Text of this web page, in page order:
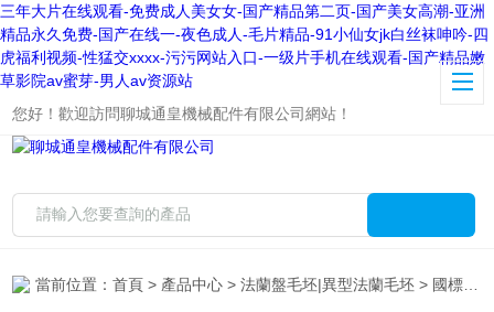
三年大片在线观看-免费成人美女女-国产精品第二页-国产美女高潮-亚洲
精品永久免费-国产在线一-夜色成人-毛片精品-91小仙女jk白丝袜呻吟-四
虎福利视频-性猛交xxxx-污污网站入口-一级片手机在线观看-国产精品嫩
草影院av蜜芽-男人av资源站
您好！歡迎訪問聊城通皇機械配件有限公司網站！
當前位置：首頁 > 產品中心 >法蘭盤毛坯|異型法蘭毛坯 > 國標法蘭盤